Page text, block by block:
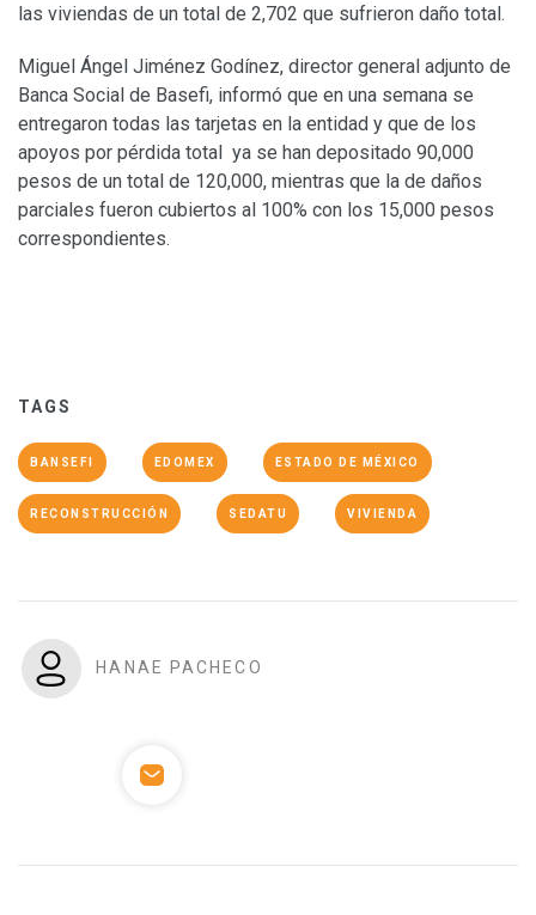
las viviendas de un total de 2,702 que sufrieron daño total.
Miguel Ángel Jiménez Godínez, director general adjunto de
Banca Social de Basefi, informó que en una semana se
entregaron todas las tarjetas en la entidad y que de los
apoyos por pérdida total ya se han depositado 90,000
pesos de un total de 120,000, mientras que la de daños
parciales fueron cubiertos al 100% con los 15,000 pesos
correspondientes.
TAGS
BANSEFI EDOMEX ESTADO DE MÉXICO
RECONSTRUCCIÓN SEDATU VIVIENDA
HANAE PACHECO